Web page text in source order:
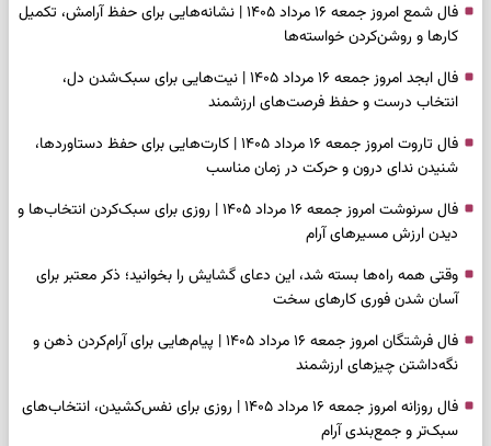
فال شمع امروز جمعه ۱۶ مرداد ۱۴۰۵ | نشانه‌هایی برای حفظ آرامش، تکمیل
کارها و روشن‌کردن خواسته‌ها
فال ابجد امروز جمعه ۱۶ مرداد ۱۴۰۵ | نیت‌هایی برای سبک‌شدن دل،
انتخاب درست و حفظ فرصت‌های ارزشمند
فال تاروت امروز جمعه ۱۶ مرداد ۱۴۰۵ | کارت‌هایی برای حفظ دستاوردها،
شنیدن ندای درون و حرکت در زمان مناسب
فال سرنوشت امروز جمعه ۱۶ مرداد ۱۴۰۵ | روزی برای سبک‌کردن انتخاب‌ها و
دیدن ارزش مسیرهای آرام
وقتی همه راه‌ها بسته شد، این دعای گشایش را بخوانید؛ ذکر معتبر برای
آسان شدن فوری کارهای سخت
فال فرشتگان امروز جمعه ۱۶ مرداد ۱۴۰۵ | پیام‌هایی برای آرام‌کردن ذهن و
نگه‌داشتن چیزهای ارزشمند
فال روزانه امروز جمعه ۱۶ مرداد ۱۴۰۵ | روزی برای نفس‌کشیدن، انتخاب‌های
سبک‌تر و جمع‌بندی آرام